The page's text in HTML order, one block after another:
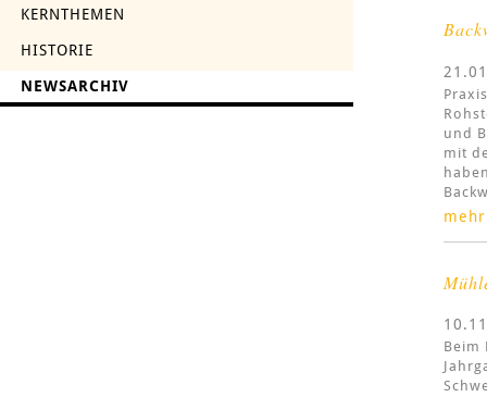
KERNTHEMEN
HISTORIE
NEWSARCHIV
und
mit
mehr
Beim